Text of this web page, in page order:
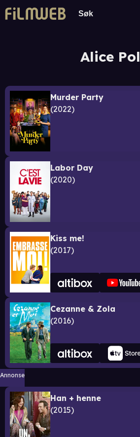
Alice Pol
Murder Party
2022
Labor Day
2020
Kiss me!
2017
Cezanne & Zola
2016
Annonse
Han + henne
2015